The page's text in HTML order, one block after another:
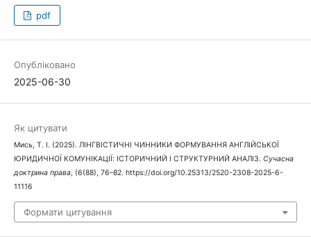
pdf
Опубліковано
2025-06-30
Як цитувати
Мись, Т. І. (2025). ЛІНГВІСТИЧНІ ЧИННИКИ ФОРМУВАННЯ АНГЛІЙСЬКОЇ
ЮРИДИЧНОЇ КОМУНІКАЦІЇ: ІСТОРИЧНИЙ І СТРУКТУРНИЙ АНАЛІЗ. Сучасна
доктрина права, (6(88), 76–82. https://doi.org/10.25313/2520-2308-2025-6-
11116
Формати цитування